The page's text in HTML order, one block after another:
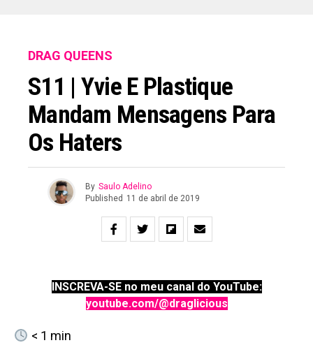
DRAG QUEENS
S11 | Yvie E Plastique
Mandam Mensagens Para
Os Haters
By Saulo Adelino
Published 11 de abril de 2019
INSCREVA-SE no meu canal do YouTube:
youtube.com/@draglicious
< 1 min